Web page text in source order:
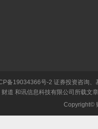
备19034366号-2 证券投资咨询、
道 和讯信息科技有限公司所载文
Copyright©